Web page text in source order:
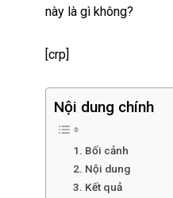
này là gì không?
[crp]
Nội dung chính
1. Bối cảnh
2. Nội dung
3. Kết quả